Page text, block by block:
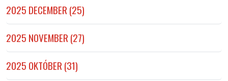
2025 DECEMBER (25)
2025 NOVEMBER (27)
2025 OKTÓBER (31)